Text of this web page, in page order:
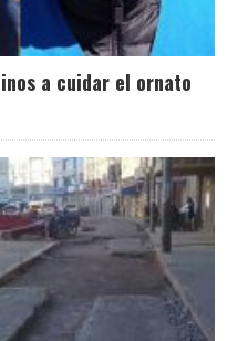
a cuidar el ornato